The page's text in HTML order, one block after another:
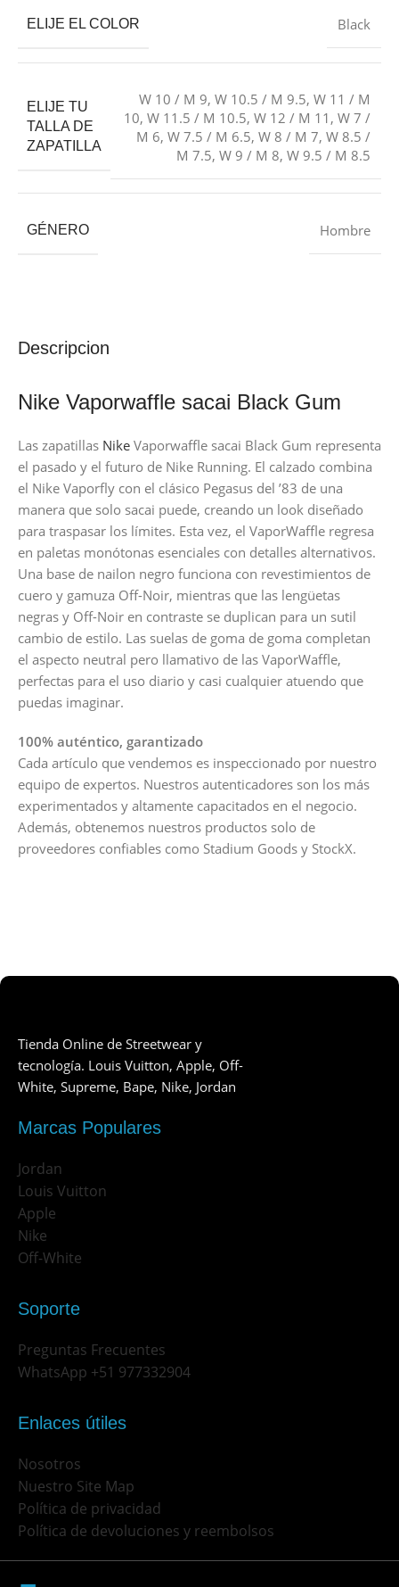
Descripcion
Nike Vaporwaffle sacai Black Gum
Las zapatillas Nike Vaporwaffle sacai Black Gum representa
el pasado y el futuro de Nike Running. El calzado combina
el Nike Vaporfly con el clásico Pegasus del ’83 de una
manera que solo sacai puede, creando un look diseñado
para traspasar los límites. Esta vez, el VaporWaffle regresa
en paletas monótonas esenciales con detalles alternativos.
Una base de nailon negro funciona con revestimientos de
cuero y gamuza Off-Noir, mientras que las lengüetas
negras y Off-Noir en contraste se duplican para un sutil
cambio de estilo. Las suelas de goma de goma completan
el aspecto neutral pero llamativo de las VaporWaffle,
perfectas para el uso diario y casi cualquier atuendo que
puedas imaginar.
100% auténtico, garantizado
Cada artículo que vendemos es inspeccionado por nuestro
equipo de expertos. Nuestros autenticadores son los más
experimentados y altamente capacitados en el negocio.
Además, obtenemos nuestros productos solo de
proveedores confiables como Stadium Goods y StockX.
ELIJE EL COLOR Black
ELIJE TU
TALLA DE
ZAPATILLA
W 10 / M 9, W 10.5 / M 9.5, W 11 / M
10, W 11.5 / M 10.5, W 12 / M 11 , W 7 /
M 6, W 7.5 / M 6.5, W 8 / M 7, W 8.5 /
M 7.5, W 9 / M 8, W 9.5 / M 8.5
GÉNERO Hombre
Tienda Online de Streetwear y
tecnología. Louis Vuitton, Apple, Off-
White, Supreme, Bape, Nike, Jordan
Marcas Populares
Jordan
Louis Vuitton
Apple
Nike
Off-White
Soporte
Preguntas Frecuentes
WhatsApp +51 977332904
Enlaces útiles
Nosotros
Nuestro Site Map
Política de privacidad
Política de devoluciones y reembolsos